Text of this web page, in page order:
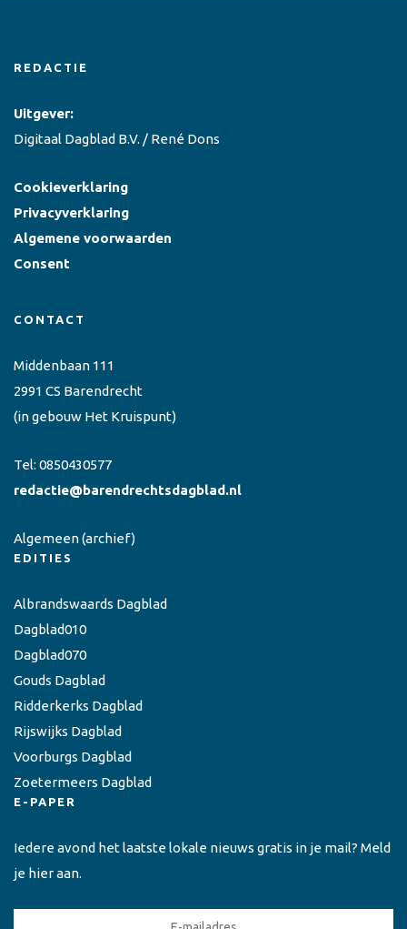
REDACTIE
Uitgever:
Digitaal Dagblad B.V. / René Dons
Cookieverklaring
Privacyverklaring
Algemene voorwaarden
Consent
CONTACT
Middenbaan 111
2991 CS Barendrecht
(in gebouw Het Kruispunt)
Tel: 0850430577
redactie@barendrechtsdagblad.nl
Algemeen(archief)
EDITIES
Albrandswaards Dagblad
Dagblad010
Dagblad070
Gouds Dagblad
Ridderkerks Dagblad
Rijswijks Dagblad
Voorburgs Dagblad
Zoetermeers Dagblad
E-PAPER
Iedere avond het laatste lokale nieuws gratis in je mail? Meld
je hier aan.